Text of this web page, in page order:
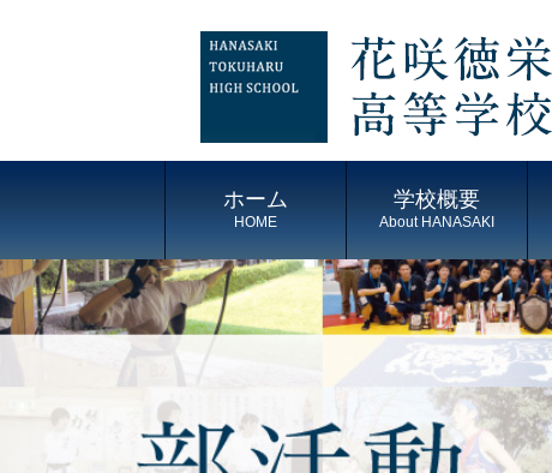
ホーム
HOME
学校概要
About HANASAKI